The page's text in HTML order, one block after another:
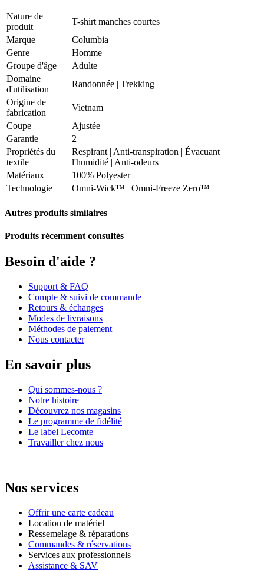
Nature de
produit
T-shirt manches courtes
Marque
Columbia
Genre
Homme
Groupe d'âge
Adulte
Domaine
d'utilisation
Randonnée | Trekking
Origine de
fabrication
Vietnam
Coupe
Ajustée
Garantie
2
Propriétés du
textile
Respirant | Anti-transpiration | Évacuant
l'humidité | Anti-odeurs
Matériaux
100% Polyester
Technologie
Omni-Wick™ | Omni-Freeze Zero™
Autres produits similaires
Produits récemment consultés
Besoin d'aide ?
Support & FAQ
Compte & suivi de commande
Retours & échanges
Modes de livraisons
Méthodes de paiement
Nous contacter
En savoir plus
Qui sommes-nous ?
Notre histoire
Découvrez nos magasins
Le programme de fidélité
Le label Lecomte
Travailler chez nous
Nos services
Offrir une carte cadeau
Location de matériel
Ressemelage & réparations
Commandes & réservations
Services aux professionnels
Assistance & SAV